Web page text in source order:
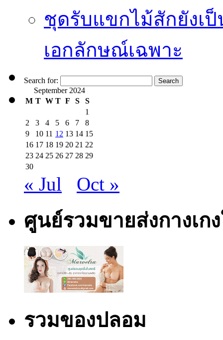
ชุดรับแขกไม้สักยังเป็
เอกลักษณ์เฉพาะ
Search for:
September 2024
M T W T F S
S
1
2
3 4 5 6 7
8
9
10 11 12 13 14 15
16 17 18 19 20 21 22
23 24 25 26 27 28 29
30
« Jul Oct »
ศูนย์รวมขายส่งกางเก
รวมของปลอม